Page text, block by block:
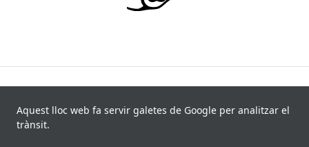
recollides de 840 fonts i 8.113 informants. Última
Aquest lloc web fa servir galetes de Google per analitzar el
trànsit.